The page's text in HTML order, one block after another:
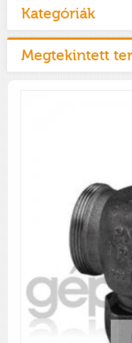
Kategóriák
Megtekintett